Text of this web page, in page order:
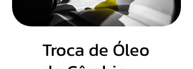
Troca de Óleo